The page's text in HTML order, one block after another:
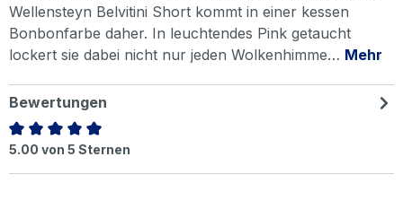
Wellensteyn Belvitini Short kommt in einer kessen
Bonbonfarbe daher. In leuchtendes Pink getaucht
lockert sie dabei nicht nur jeden Wolkenhimme… Mehr
Bewertungen
Durchschnittliche Bewertung von 5 von 5 Sternen
5.00 von 5 Sternen